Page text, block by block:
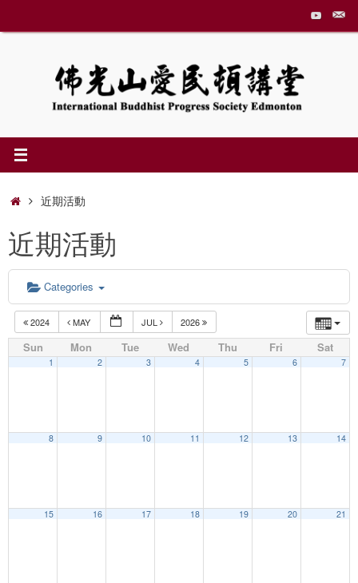
to
Home近期活動
近期活動
Categories
2024 MAY JUL 2026
Sun Mon Tue Wed Thu Fri Sat
1 2 3 4 5 6 7
8 9 10 11 12 13 14
15 16 17 18 19 20 21